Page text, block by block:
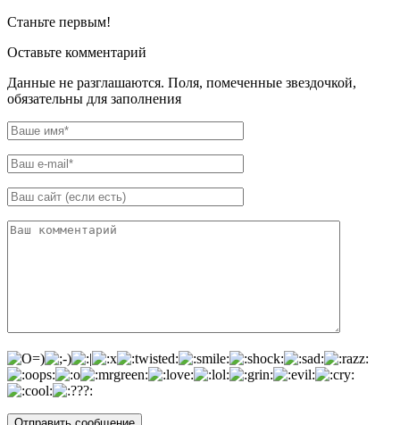
Станьте первым!
Оставьте комментарий
Данные не разглашаются. Поля, помеченные звездочкой,
обязательны для заполнения